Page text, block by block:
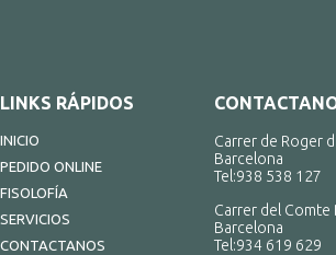
LINKS RÁPIDOS
INICIO
PEDIDO ONLINE
FISOLOFÍA
SERVICIOS
CONTACTANOS
Carrer de Roger
Barcelona
Tel:938 538 127
Carrer del Comte
Barcelona
Tel:934 619 629